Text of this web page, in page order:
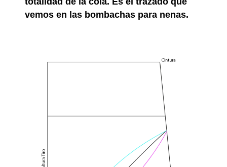
vemos en las bombachas para nenas.